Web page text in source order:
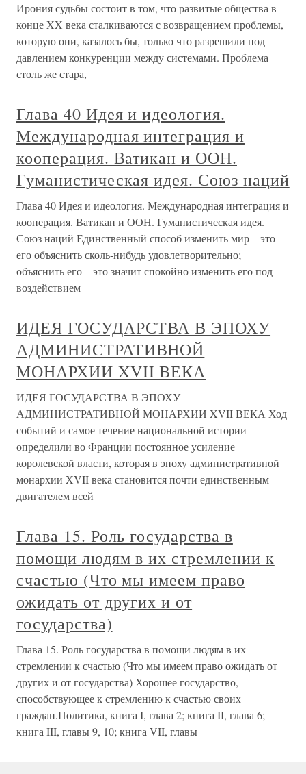
Ирония судьбы состоит в том, что развитые общества в
конце XX века сталкиваются с возвращением проблемы,
которую они, казалось бы, только что разрешили под
давлением конкуренции между системами. Проблема
столь же стара,
Глава 40 Идея и идеология.
Международная интеграция и
кооперация. Ватикан и ООН.
Гуманистическая идея. Союз наций
Глава 40 Идея и идеология. Международная интеграция и
кооперация. Ватикан и ООН. Гуманистическая идея.
Союз наций Единственный способ изменить мир – это
его объяснить сколь-нибудь удовлетворительно;
объяснить его – это значит спокойно изменить его под
воздействием
ИДЕЯ ГОСУДАРСТВА В ЭПОХУ
АДМИНИСТРАТИВНОЙ
МОНАРХИИ XVII ВЕКА
ИДЕЯ ГОСУДАРСТВА В ЭПОХУ
АДМИНИСТРАТИВНОЙ МОНАРХИИ XVII ВЕКА Ход
событий и самое течение национальной истории
определили во Франции постоянное усиление
королевской власти, которая в эпоху административной
монархии XVII века становится почти единственным
двигателем всей
Глава 15. Роль государства в
помощи людям в их стремлении к
счастью (Что мы имеем право
ожидать от других и от
государства)
Глава 15. Роль государства в помощи людям в их
стремлении к счастью (Что мы имеем право ожидать от
других и от государства) Хорошее государство,
способствующее к стремлению к счастью своих
граждан.Политика, книга I, глава 2; книга II, глава 6;
книга III, главы 9, 10; книга VII, главы